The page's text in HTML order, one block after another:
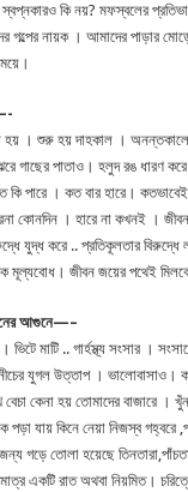
স্বপ্নকারও কি নয়? মফস্বলের
গল্পের নায়ক । আমাদের পাড়ার
হয় । শুরু হয় দাহকাল ।
গাছের পাতাও। হলুদ রঙ ধারণ
কি পারে । কত বার হারে।
কোনদিন । হারে না কখনই ।
যুদ্ধ করে .. প্রতিকূলতার
মূল্যবোধ। জীবন জয়ের পথেই
আগুনে—–
। ভিটে মাটি .. গার্হস্থ্য সংসার ।
যুগল উত্তাপ । ভালোবাসাও।
বেচা কেনা হয় তোমাদের বাজারে
যায় কিনে নেয়া নিজস্ব গহ্বরে
গড়ে তোলা হয়েছে
একটি রাত অথবা নিয়মিত।